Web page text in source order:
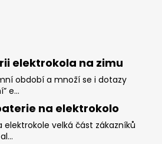
elektrokola na zimu
období a množí se i dotazy
e...
na elektrokolo
elektrokole velká část zákazníků